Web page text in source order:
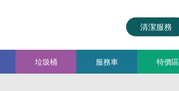
清潔服務
垃圾桶 服務車 特價區